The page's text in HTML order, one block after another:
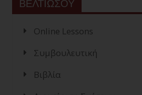
ΒΕΛΤΙΩΣΟΥ
Online Lessons
Συμβουλευτική
Βιβλία